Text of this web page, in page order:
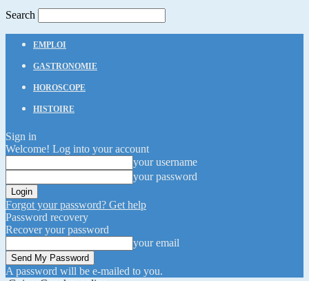
Search
EMPLOI
GASTRONOMIE
HOROSCOPE
HISTOIRE
Sign in
Welcome! Log into your account
your username
your password
Forgot your password? Get help
Password recovery
Recover your password
your email
A password will be e-mailed to you.